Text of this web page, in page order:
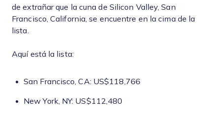
de extrañar que la cuna de Silicon Valley, San
Francisco, California, se encuentre en la cima de la
lista.
Aquí está la lista:
San Francisco, CA: US$118,766
New York, NY: US$112,480